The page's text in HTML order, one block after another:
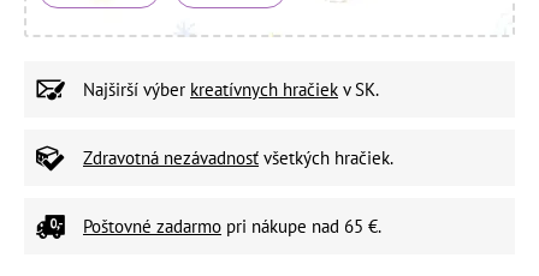
Najširší výber kreatívnych hračiek v SK.
Zdravotná nezávadnosť všetkých hračiek.
Poštovné zadarmo pri nákupe nad 65 €.